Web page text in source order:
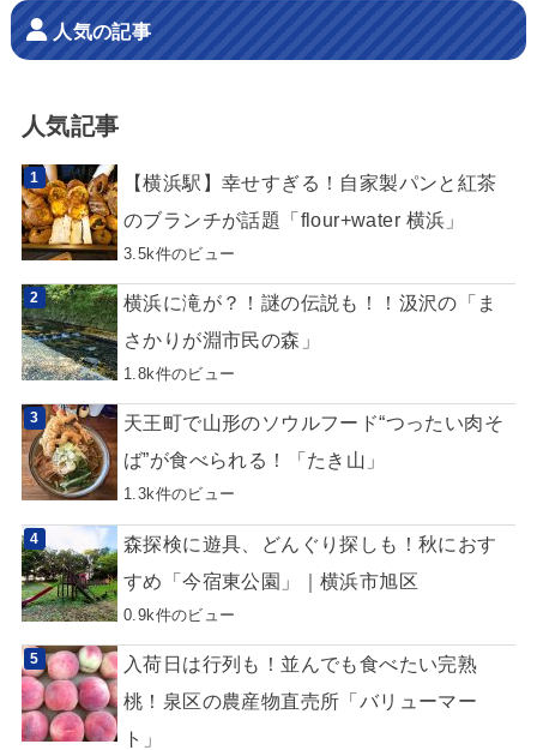
人気の記事
人気記事
【横浜駅】幸せすぎる！自家製パンと紅茶
のブランチが話題「flour+water 横浜」
3.5k件のビュー
横浜に滝が？！謎の伝説も！！汲沢の「ま
さかりが淵市民の森」
1.8k件のビュー
天王町で山形のソウルフード“つったい肉そ
ば”が食べられる！「たき山」
1.3k件のビュー
森探検に遊具、どんぐり探しも！秋におす
すめ「今宿東公園」｜横浜市旭区
0.9k件のビュー
入荷日は行列も！並んでも食べたい完熟
桃！泉区の農産物直売所「バリューマー
ト」